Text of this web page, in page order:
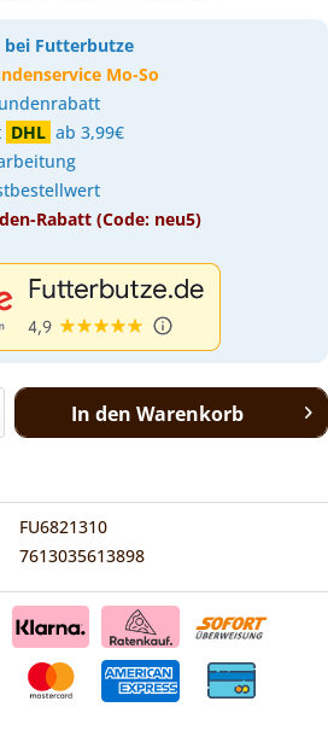
bei Futterbutze
Mo-So
DHL ab 3,99€
Rabatt (Code: neu5)
In den Warenkorb
FU6821310
7613035613898